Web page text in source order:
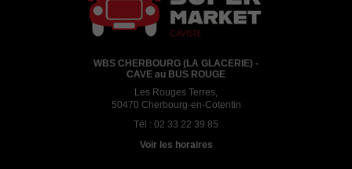
WBS CHERBOURG (LA GLACERIE) -
CAVE au BUS ROUGE
Les Rouges Terres,
50470 Cherbourg-en-Cotentin
Tél : 02 33 22 39 85
Voir les horaires